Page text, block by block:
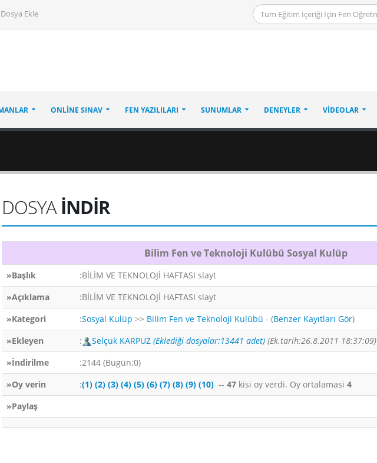
Dosya Ekle
ONLINE SINAV FEN YAZILILARI SUNUMLAR DENEYLER VIDEOLAR
DOSYAİNDİR
Bilim Fen ve Teknoloji Kulübü Sosyal Kulüp
»Başlık
:BİLİM VE TEKNOLOJİ HAFTASI slayt
»Açıklama
:BİLİM VE TEKNOLOJİ HAFTASI slayt
»Kategori
:Sosyal Kulüp >> Bilim Fen ve Teknoloji Kulübü - (Benzer Kayıtları Gör)
»Ekleyen
: Selçuk KARPUZ (Eklediği dosyalar:13441 adet) (Ek.tarih:26.8.2011 18:37:09)
»İndirilme
:2144 (Bugün:0)
»Oy verin
:(1) (2) (3) (4) (5) (6) (7) (8) (9) (10) --47 kisi oy verdi. Oy ortalamasi4
»Paylaş